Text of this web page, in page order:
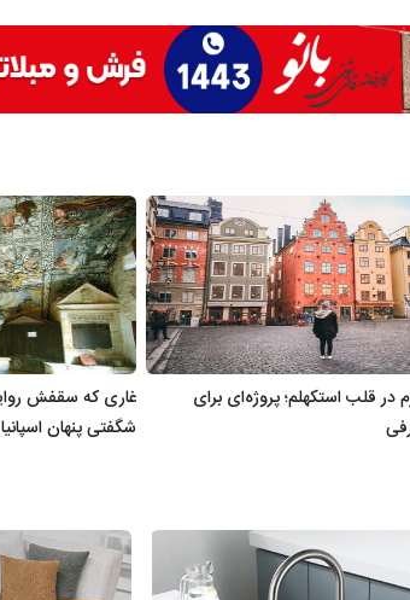
در قلب استکهلم؛ پروژه‌ای برای
شگفتی پنهان اسپانیا